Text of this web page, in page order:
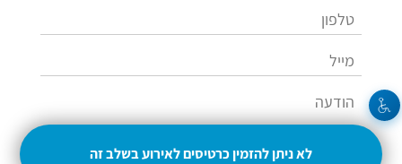
לא ניתן להזמין כרטיסים לאירוע בשלב זה